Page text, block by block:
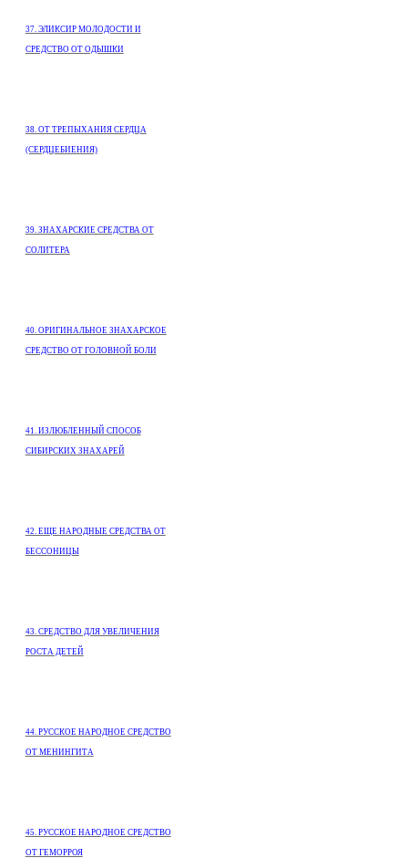
37. ЭЛИКСИР МОЛОДОСТИ И
СРЕДСТВО ОТ ОДЫШКИ
38. ОТ ТРЕПЫХАНИЯ СЕРДЦА
(СЕРДЦЕБИЕНИЯ)
39. ЗНАХАРСКИЕ СРЕДСТВА ОТ
СОЛИТЕРА
40. ОРИГИНАЛЬНОЕ ЗНАХАРСКОЕ
СРЕДСТВО ОТ ГОЛОВНОЙ БОЛИ
41. ИЗЛЮБЛЕННЫЙ СПОСОБ
СИБИРСКИХ ЗНАХАРЕЙ
42. ЕЩЕ НАРОДНЫЕ СРЕДСТВА ОТ
БЕССОНИЦЫ
43. СРЕДСТВО ДЛЯ УВЕЛИЧЕНИЯ
РОСТА ДЕТЕЙ
44. РУССКОЕ НАРОДНОЕ СРЕДСТВО
ОТ МЕНИНГИТА
45. РУССКОЕ НАРОДНОЕ СРЕДСТВО
ОТ ГЕМОРРОЯ